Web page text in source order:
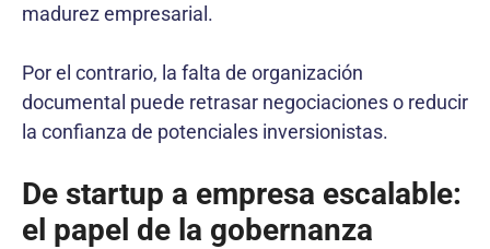
madurez empresarial.
Por el contrario, la falta de organización
documental puede retrasar negociaciones o reducir
la confianza de potenciales inversionistas.
De startup a empresa escalable:
el papel de la gobernanza